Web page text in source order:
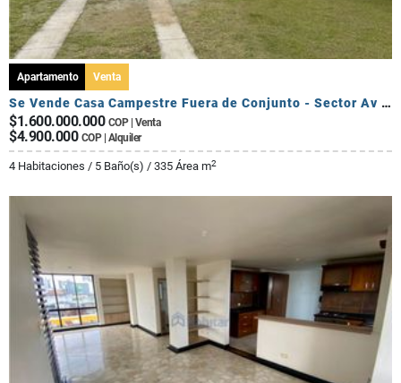
Apartamento Venta
Se Vende Casa Campestre Fuera de Conjunto - Sector Av Centenario
$1.600.000.000 COP | Venta
$4.900.000 COP | Alquiler
4 Habitaciones / 5 Baño(s) / 335 Área m2